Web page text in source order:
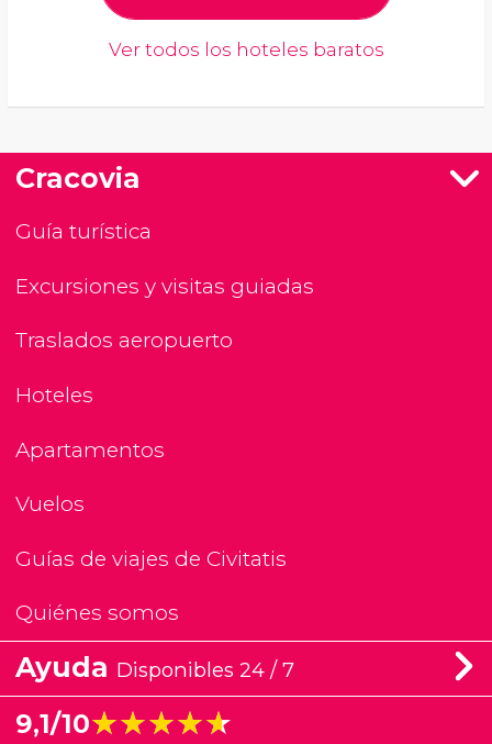
Ver todos los hoteles baratos
Cracovia
Guía turística
Excursiones y visitas guiadas
Traslados aeropuerto
Hoteles
Apartamentos
Vuelos
Guías de viajes de Civitatis
Quiénes somos
Ayuda Disponibles 24 / 7
9,1/10★★★★★
★★★★★